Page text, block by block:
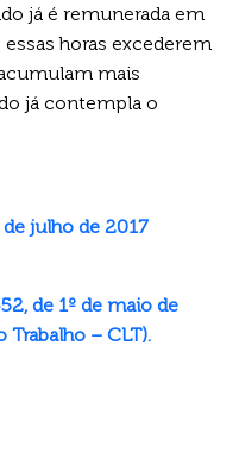
já é remunerada em
horas excederem
mais
já contempla o
de julho de 2017
de 1º de maio de
Trabalho – CLT).